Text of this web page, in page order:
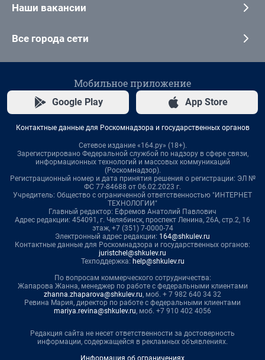
Наши вакансии
Все города сети
Мобильное приложение
Google Play App Store
Контактные данные для Роскомнадзора и государственных органов
Сетевое издание «164.ру» (18+).
Зарегистрировано Федеральной службой по надзору в сфере связи,
информационных технологий и массовых коммуникаций
(Роскомнадзор).
Регистрационный номер и дата принятия решения о регистрации: ЭЛ №
ФС 77-84688 от 06.02.2023 г.
Учредитель: Общество с ограниченной ответственностью "ИНТЕРНЕТ
ТЕХНОЛОГИИ"
Главный редактор: Ефремов Анатолий Павлович
Адрес редакции: 454091, г. Челябинск, проспект Ленина, 26А, стр.2, 16
этаж, +7 (351) 7-0000-74
Электронный адрес редакции: 164@shkulev.ru
Контактные данные для Роскомнадзора и государственных органов:
juristchel@shkulev.ru
Техподдержка: help@shkulev.ru
По вопросам коммерческого сотрудничества:
Жапарова Жанна, менеджер по работе с федеральными клиентами
zhanna.zhaparova@shkulev.ru, моб. + 7 982 640 34 32
Ревина Мария, директор по работе с федеральными клиентами
mariya.revina@shkulev.ru, моб. +7 910 402 4056
Редакция сайта не несет ответственности за достоверность
информации, содержащейся в рекламных объявлениях.
Информация об ограничениях